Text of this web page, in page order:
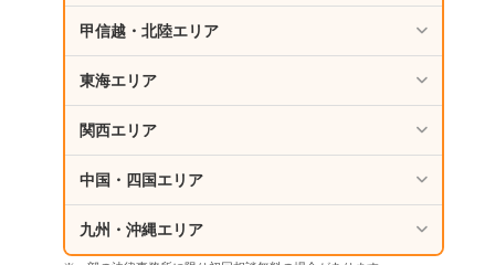
甲信越・北陸エリア
東海エリア
関西エリア
中国・四国エリア
九州・沖縄エリア